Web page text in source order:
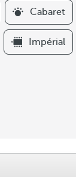
Cabaret
Impérial